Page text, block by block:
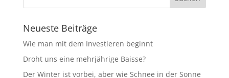
Neueste Beiträge
Wie man mit dem Investieren beginnt
Droht uns eine mehrjährige Baisse?
Der Winter ist vorbei, aber wie Schnee in der Sonne